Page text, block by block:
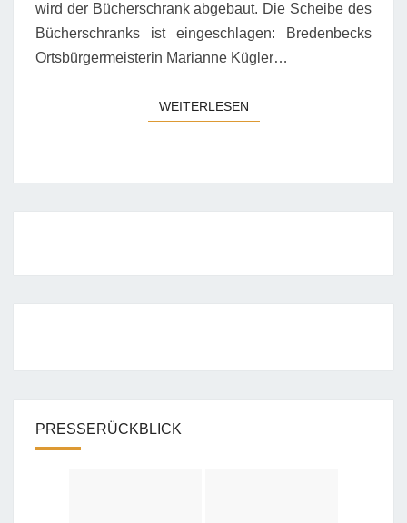
wird der Bücherschrank abgebaut. Die Scheibe des
Bücherschranks ist eingeschlagen: Bredenbecks
Ortsbürgermeisterin Marianne Kügler…
WEITERLESENWEITERLESEN
PRESSERÜCKBLICK